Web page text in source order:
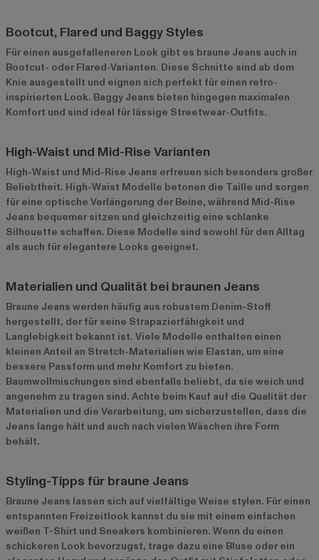
Bootcut, Flared und Baggy Styles
Für einen ausgefalleneren Look gibt es braune Jeans auch in
Bootcut- oder Flared-Varianten. Diese Schnitte sind ab dem
Knie ausgestellt und eignen sich perfekt für einen retro-
inspirierten Look. Baggy Jeans bieten hingegen maximalen
Komfort und sind ideal für lässige Streetwear-Outfits.
High-Waist und Mid-Rise Varianten
High-Waist und Mid-Rise Jeans erfreuen sich besonders großer
Beliebtheit. High-Waist Modelle betonen die Taille und sorgen
für eine optische Verlängerung der Beine, während Mid-Rise
Jeans bequemer sitzen und gleichzeitig eine schlanke
Silhouette schaffen. Diese Modelle sind sowohl für den Alltag
als auch für elegantere Looks geeignet.
Materialien und Qualität bei braunen Jeans
Braune Jeans werden häufig aus robustem Denim-Stoff
hergestellt, der für seine Strapazierfähigkeit und
Langlebigkeit bekannt ist. Viele Modelle enthalten einen
kleinen Anteil an Stretch-Materialien wie Elastan, um eine
bessere Passform und mehr Komfort zu bieten.
Baumwollmischungen sind ebenfalls beliebt, da sie weich und
angenehm zu tragen sind. Achte beim Kauf auf die Qualität der
Materialien und die Verarbeitung, um sicherzustellen, dass die
Jeans lange hält und auch nach vielen Wäschen ihre Form
behält.
Styling-Tipps für braune Jeans
Braune Jeans lassen sich auf vielfältige Weise stylen. Für einen
entspannten Freizeitlook kannst du sie mit einem einfachen
weißen T-Shirt und Sneakers kombinieren. Wenn du einen
schickeren Look bevorzugst, trage dazu eine Bluse oder ein